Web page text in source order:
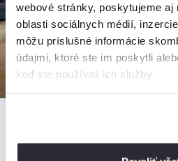
webové stránky, poskytujeme aj
oblasti sociálnych médií,
môžu príslušné informácie
údajmi, ktoré ste im poskytli
keď ste používali ich služby.